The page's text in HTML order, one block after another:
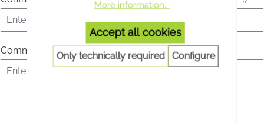
Comment
More information...
Accept all cookies
Only technically required Configure